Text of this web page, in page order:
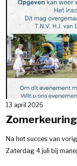
13 april 2026
Na het succes van
Zaterdag 4 juli bij